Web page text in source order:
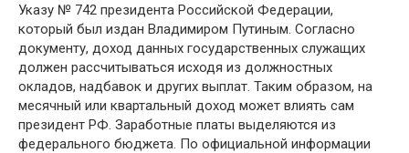
Указу № 742 президента Российской Федерации,
который был издан Владимиром Путиным. Согласно
документу, доход данных государственных служащих
должен рассчитываться исходя из должностных
окладов, надбавок и других выплат. Таким образом, на
месячный или квартальный доход может влиять сам
президент РФ. Заработные платы выделяются из
федерального бюджета. По официальной информации